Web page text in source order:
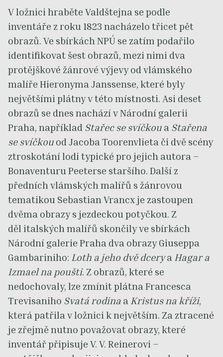
V ložnici hraběte Valdštejna se podle
inventáře z roku 1823 nacházelo třicet pět
obrazů. Ve sbírkách NPÚ se zatím podařilo
identifikovat šest obrazů, mezi nimi dva
protějškové žánrové výjevy od vlámského
malíře Hieronyma Janssense, které byly
největšími plátny v této místnosti. Asi deset
obrazů se dnes nachází v Národní galerii
Praha, například Stařec se svíčkou a Stařena
se svíčkou od Jacoba Toorenvlieta či dvě scény
ztroskotání lodi typické pro jejich autora –
Bonaventuru Peeterse staršího. Další z
předních vlámských malířů s žánrovou
tematikou Sebastian Vrancx je zastoupen
dvěma obrazy s jezdeckou potyčkou. Z
děl italských malířů skončily ve sbírkách
Národní galerie Praha dva obrazy Giuseppa
Gambariniho: Loth a jeho dvě dcerya Hagar a
Izmael na poušti. Z obrazů, které se
nedochovaly, lze zmínit plátna Francesca
Trevisaniho Svatá rodina a Kristus na kříži,
která patřila v ložnici k největším. Za ztracené
je zřejmě nutno považovat obrazy, které
inventář připisuje V. V. Reinerovi –